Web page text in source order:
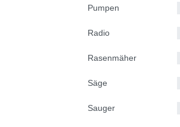
Pumpen
Radio
Rasenmäher
Säge
Sauger